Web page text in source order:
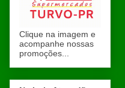
Clique na imagem e
acompanhe nossas
promoções...